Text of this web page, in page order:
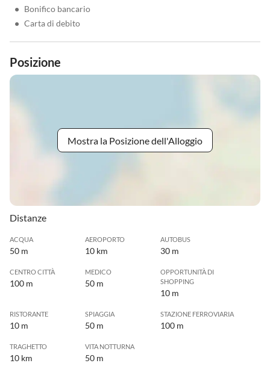
• Bonifico bancario
• Carta di debito
Posizione
Mostra la Posizione dell'Alloggio
Distanze
ACQUA
50 m
AEROPORTO
10 km
AUTOBUS
30 m
CENTRO CITTÀ
100 m
MEDICO
50 m
OPPORTUNITÀ DI
SHOPPING
10 m
RISTORANTE
10 m
SPIAGGIA
50 m
STAZIONE FERROVIARIA
100 m
TRAGHETTO
10 km
VITA NOTTURNA
50 m